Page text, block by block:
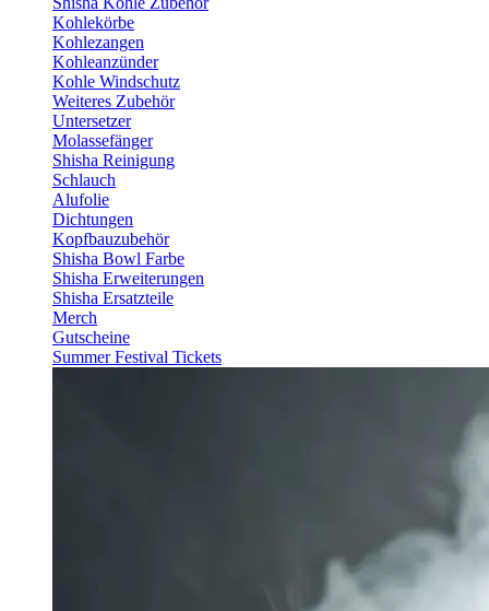
Kohlekörbe
Kohlezangen
Kohleanzünder
Kohle Windschutz
Weiteres Zubehör
Untersetzer
Molassefänger
Shisha Reinigung
Schlauch
Alufolie
Dichtungen
Kopfbauzubehör
Shisha Bowl Farbe
Shisha Erweiterungen
Shisha Ersatzteile
Merch
Gutscheine
Summer Festival Tickets